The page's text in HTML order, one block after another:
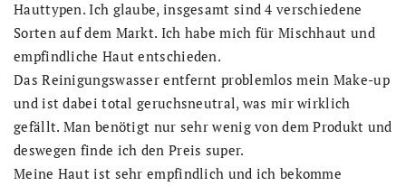
Hauttypen. Ich glaube, insgesamt sind 4 verschiedene
Sorten auf dem Markt. Ich habe mich für Mischhaut und
empfindliche Haut entschieden.
Das Reinigungswasser entfernt problemlos mein Make-up
und ist dabei total geruchsneutral, was mir wirklich
gefällt. Man benötigt nur sehr wenig von dem Produkt und
deswegen finde ich den Preis super.
Meine Haut ist sehr empfindlich und ich bekomme